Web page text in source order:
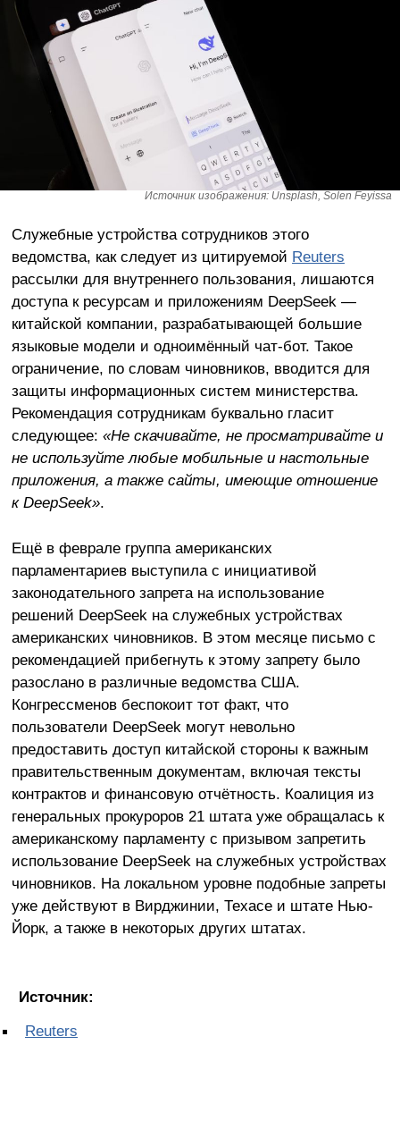
Источник изображения: Unsplash, Solen Feyissa
Служебные устройства сотрудников этого
ведомства, как следует из цитируемой Reuters
рассылки для внутреннего пользования, лишаются
доступа к ресурсам и приложениям DeepSeek —
китайской компании, разрабатывающей большие
языковые модели и одноимённый чат-бот. Такое
ограничение, по словам чиновников, вводится для
защиты информационных систем министерства.
Рекомендация сотрудникам буквально гласит
следующее: «Не скачивайте, не просматривайте и
не используйте любые мобильные и настольные
приложения, а также сайты, имеющие отношение
к DeepSeek».
Ещё в феврале группа американских
парламентариев выступила с инициативой
законодательного запрета на использование
решений DeepSeek на служебных устройствах
американских чиновников. В этом месяце письмо с
рекомендацией прибегнуть к этому запрету было
разослано в различные ведомства США.
Конгрессменов беспокоит тот факт, что
пользователи DeepSeek могут невольно
предоставить доступ китайской стороны к важным
правительственным документам, включая тексты
контрактов и финансовую отчётность. Коалиция из
генеральных прокуроров 21 штата уже обращалась к
американскому парламенту с призывом запретить
использование DeepSeek на служебных устройствах
чиновников. На локальном уровне подобные запреты
уже действуют в Вирджинии, Техасе и штате Нью-
Йорк, а также в некоторых других штатах.
Источник:
Reuters